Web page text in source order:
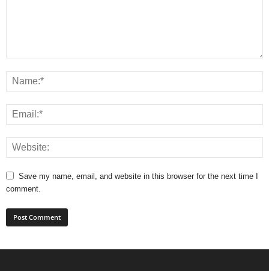
Save my name, email, and website in this browser for the next time I
comment.